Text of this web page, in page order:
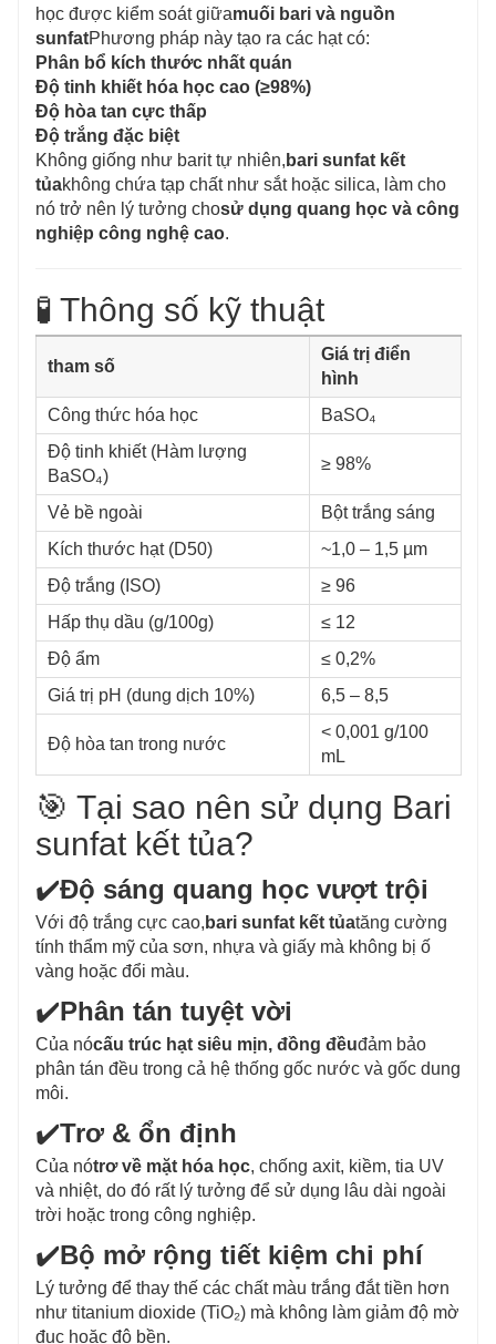
học được kiểm soát giữamuối bari và nguồn
sunfatPhương pháp này tạo ra các hạt có:
Phân bổ kích thước nhất quán
Độ tinh khiết hóa học cao (≥98%)
Độ hòa tan cực thấp
Độ trắng đặc biệt
Không giống như barit tự nhiên, bari sunfat kết
tủakhông chứa tạp chất như sắt hoặc silica, làm cho
nó trở nên lý tưởng chosử dụng quang học và công
nghiệp công nghệ cao.
🧪 Thông số kỹ thuật
tham số
Giá trị điển
hình
Công thức hóa học
BaSO₄
Độ tinh khiết (Hàm lượng
BaSO₄)
≥ 98%
Vẻ bề ngoài
Bột trắng sáng
Kích thước hạt (D50)
~1,0 – 1,5 µm
Độ trắng (ISO)
≥ 96
Hấp thụ dầu (g/100g)
≤ 12
Độ ẩm
≤ 0,2%
Giá trị pH (dung dịch 10%)
6,5 – 8,5
Độ hòa tan trong nước
< 0,001 g/100
mL
🎯 Tại sao nên sử dụng Bari
sunfat kết tủa?
✔️Độ sáng quang học vượt trội
Với độ trắng cực cao, bari sunfat kết tủatăng cường
tính thẩm mỹ của sơn, nhựa và giấy mà không bị ố
vàng hoặc đổi màu.
✔️Phân tán tuyệt vời
Của nócấu trúc hạt siêu mịn, đồng đềuđảm bảo
phân tán đều trong cả hệ thống gốc nước và gốc dung
môi.
✔️Trơ & ổn định
Của nótrơ về mặt hóa học, chống axit, kiềm, tia UV
và nhiệt, do đó rất lý tưởng để sử dụng lâu dài ngoài
trời hoặc trong công nghiệp.
✔️Bộ mở rộng tiết kiệm chi phí
Lý tưởng để thay thế các chất màu trắng đắt tiền hơn
như titanium dioxide (TiO₂) mà không làm giảm độ mờ
đục hoặc độ bền.